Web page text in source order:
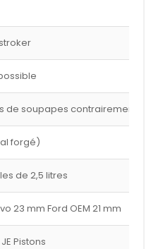
de soupapes contrairement à
forgé)
de 2,5 litres
23 mm Ford OEM 21 mm
Pistons